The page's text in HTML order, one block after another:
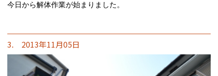
今日から解体作業が始まりました。
3. 2013年11月05日